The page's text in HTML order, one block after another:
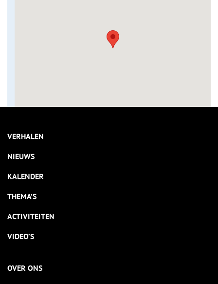
VERHALEN
NIEUWS
KALENDER
THEMA’S
ACTIVITEITEN
VIDEO’S
OVER ONS